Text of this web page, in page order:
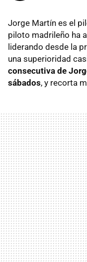
Jorge Martín es el
piloto madrileño ha
liderando desde la
una superioridad
consecutiva de
sábados, y recorta